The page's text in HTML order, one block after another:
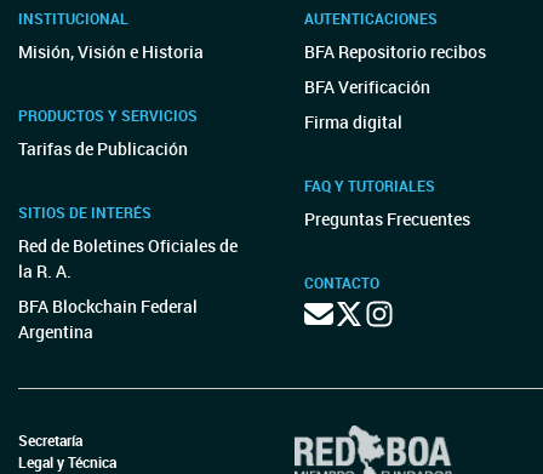
INSTITUCIONAL
Misión, Visión e Historia
PRODUCTOS Y SERVICIOS
Tarifas de Publicación
SITIOS DE INTERÉS
Red de Boletines Oficiales de
la R. A.
BFA Blockchain Federal
Argentina
AUTENTICACIONES
BFA Repositorio recibos
BFA Verificación
Firma digital
FAQ Y TUTORIALES
Preguntas Frecuentes
CONTACTO
Secretaría
Legal y Técnica